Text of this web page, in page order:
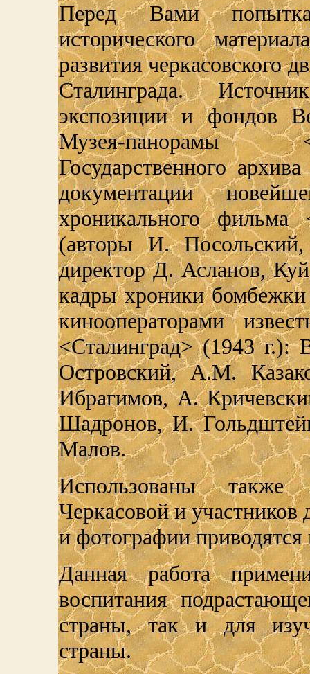
Перед Вами попытка
исторического
развития черкасовского
Сталинграда.
экспозиции и фондов
Музея-панорамы
Государственного
документации
хроникального фильма
(авторы И.
директор Д. Асланов,
кадры хроники бомбежки
кинооператорами
<Сталинград> (1943
Островский, А.М.
Ибрагимов, А.
Шадронов, И.
Малов.
Использованы
Черкасовой и
и фотографии
Данная работа
воспитания
страны, так и для
страны.